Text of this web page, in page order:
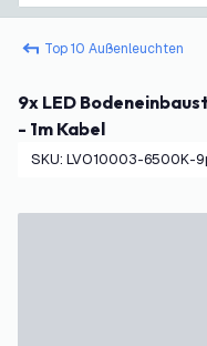
Top 10 Außenleuchten
9x LED Bodeneinbaustrahler Rund - IP67 - 3W - 6500K
- 1m Kabel
SKU: LVO10003-6500K-